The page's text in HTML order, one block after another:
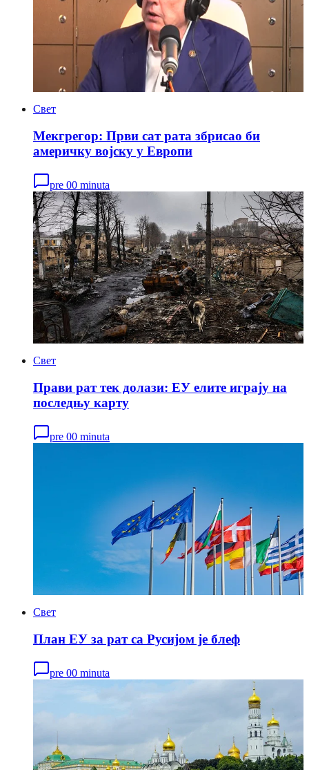
Свет
Мекгрегор: Први сат рата збрисао би
америчку војску у Европи
pre 00 minuta
Свет
Прави рат тек долази: ЕУ елите играју на
последњу карту
pre 00 minuta
Свет
План ЕУ за рат са Русијом је блеф
pre 00 minuta